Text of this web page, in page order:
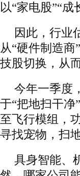
以“家电股”“
因此，行业
从“硬件制造
技股切换，从
今年一季度
于“把地扫干
至飞行模组，
寻找宠物，扫
具身智能、